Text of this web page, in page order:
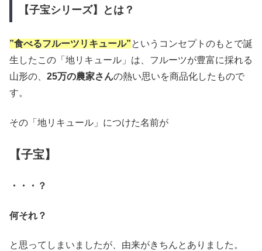
【子宝シリーズ】とは？
”食べるフルーツリキュール”というコンセプトのもとで誕
生したこの「地リキュール」は、フルーツが豊富に採れる
山形の、 25万の農家さんの熱い思いを商品化したもので
す。
その「地リキュール」につけた名前が
【子宝】
・・・？
何それ？
と思ってしまいましたが、由来がきちんとありました。